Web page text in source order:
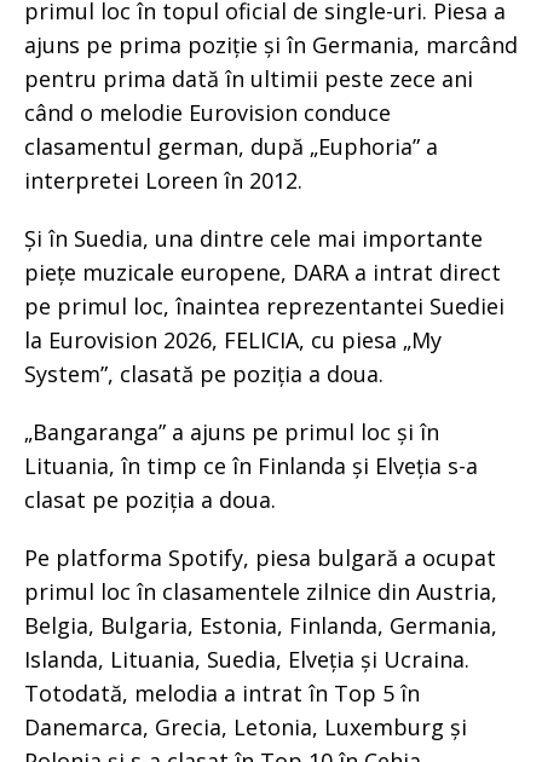
primul loc în topul oficial de single-uri. Piesa a
ajuns pe prima poziție și în Germania, marcând
pentru prima dată în ultimii peste zece ani
când o melodie Eurovision conduce
clasamentul german, după „Euphoria” a
interpretei Loreen în 2012.
Și în Suedia, una dintre cele mai importante
piețe muzicale europene, DARA a intrat direct
pe primul loc, înaintea reprezentantei Suediei
la Eurovision 2026, FELICIA, cu piesa „My
System”, clasată pe poziția a doua.
„Bangaranga” a ajuns pe primul loc și în
Lituania, în timp ce în Finlanda și Elveția s-a
clasat pe poziția a doua.
Pe platforma Spotify, piesa bulgară a ocupat
primul loc în clasamentele zilnice din Austria,
Belgia, Bulgaria, Estonia, Finlanda, Germania,
Islanda, Lituania, Suedia, Elveția și Ucraina.
Totodată, melodia a intrat în Top 5 în
Danemarca, Grecia, Letonia, Luxemburg și